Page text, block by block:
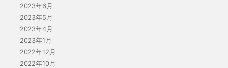
2023年6月
2023年5月
2023年4月
2023年1月
2022年12月
2022年10月